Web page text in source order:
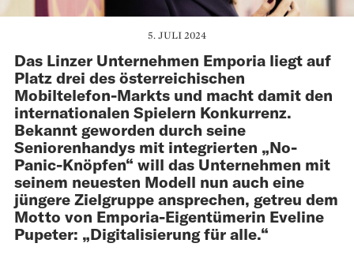
5. JULI 2024
Das Linzer Unternehmen Emporia liegt auf
Platz drei des österreichischen
Mobiltelefon-Markts und macht damit den
internationalen Spielern Konkurrenz.
Bekannt geworden durch seine
Seniorenhandys mit integrierten „No-
Panic-Knöpfen“ will das Unternehmen mit
seinem neuesten Modell nun auch eine
jüngere Zielgruppe ansprechen, getreu dem
Motto von Emporia-Eigentümerin Eveline
Pupeter: „Digitalisierung für alle.“